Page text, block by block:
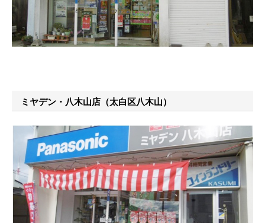
ミヤデン・八木山店（太白区八木山）